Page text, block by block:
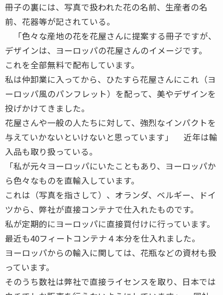
冊子の裏には、写真で扱われた花の名前、生産者の名
前、花器等が記されている。
「色々な産地の花を花屋さんに提案する冊子ですが、
デザインは、ヨーロッパの花屋さんのイメージです。
これを全部無料で配布しています。
私は仲卸業に入ってから、ひたすら花屋さんにこれ（ヨ
ーロッパ風のパンフレット）を配って、美やデザインを
投げかけてきました。
花屋さんや一般の人たちに対して、強烈なインパクトを
与えていかないといけないと思っています」 近年は輸
入品も取り扱っている。
「私が元々ヨーロッパにいたこともあり、ヨーロッパか
ら色々なものを直輸入しています。
これは（写真を指さして）、オランダ、ベルギー、ドイ
ツから、弊社が直接コンテナで仕入れたものです。
私が定期的にヨーロッパに直接買付けに行っています。
最近も40フィートコンテナ４本分を仕入れました。
ヨーロッパからの輸入に関しては、花瓶などの資材も扱
っています。
そのうち数社は弊社で直接ライセンスを取り、日本では